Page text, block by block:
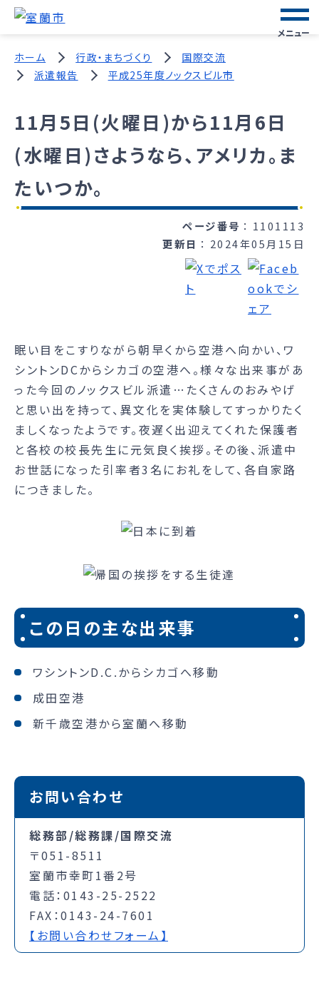
メニュー
ホーム 行政・まちづくり
国際交流
派遣報告
平成25年度ノックスビル市
11月5日(火曜日)から11月6日
(水曜日)さようなら、アメリカ。ま
たいつか。
ページ番号
1101113
更新日
2024年05月15日
眠い目をこすりながら朝早くから空港へ向かい、ワ
シントンDCからシカゴの空港へ。様々な出来事があ
った今回のノックスビル派遣…たくさんのおみやげ
と思い出を持って、異文化を実体験してすっかりたく
ましくなったようです。夜遅く出迎えてくれた保護者
と各校の校長先生に元気良く挨拶。その後、派遣中
お世話になった引率者3名にお礼をして、各自家路
につきました。
この日の主な出来事
ワシントンD.C.からシカゴへ移動
成田空港
新千歳空港から室蘭へ移動
お問い合わせ
総務部/総務課/国際交流
〒051-8511
室蘭市幸町1番2号
電話：0143-25-2522
FAX：0143-24-7601
【お問い合わせフォーム】